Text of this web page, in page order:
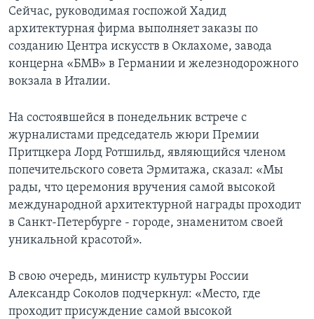
Сейчас, руководимая госпожой Хадид
архитектурная фирма выполняет заказы по
созданию Центра искусств в Оклахоме, завода
концерна «БМВ» в Германии и железнодорожного
вокзала в Италии.
На состоявшейся в понедельник встрече с
журналистами председатель жюри Премии
Притцкера Лорд Ротшильд, являющийся членом
попечительского совета Эрмитажа, сказал: «Мы
рады, что церемония вручения самой высокой
международной архитектурной награды проходит
в Санкт-Петербурге - городе, знаменитом своей
уникальной красотой».
В свою очередь, министр культуры России
Александр Соколов подчеркнул: «Место, где
проходит присуждение самой высокой